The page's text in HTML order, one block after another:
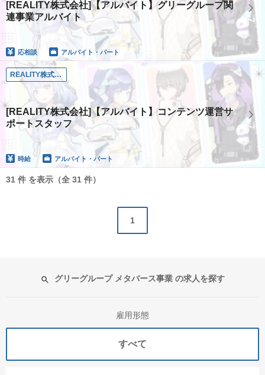
[REALITY株式会社]【アルバイト】グリーグループ関
連事業アルバイト
応相談 アルバイト・パート
REALITY株式会社
[REALITY株式会社]【アルバイト】コンテンツ運営サ
ポートスタッフ
時給 アルバイト・パート
31 件 を表示（全 31 件）
1
グリーグループ メタバース事業 の求人を探す
雇用形態
すべて